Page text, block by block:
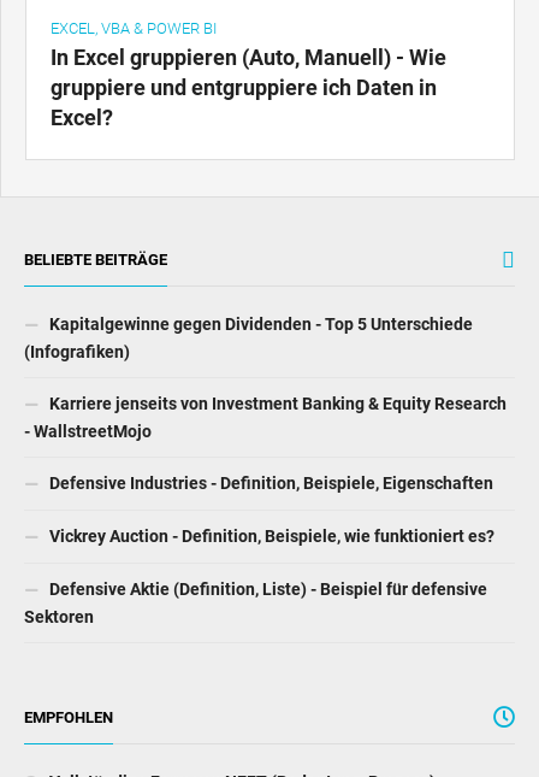
EXCEL, VBA & POWER BI
In Excel gruppieren (Auto, Manuell) - Wie
gruppiere und entgruppiere ich Daten in
Excel?
BELIEBTE BEITRÄGE
Kapitalgewinne gegen Dividenden - Top 5 Unterschiede
(Infografiken)
Karriere jenseits von Investment Banking & Equity Research
- WallstreetMojo
Defensive Industries - Definition, Beispiele, Eigenschaften
Vickrey Auction - Definition, Beispiele, wie funktioniert es?
Defensive Aktie (Definition, Liste) - Beispiel für defensive
Sektoren
EMPFOHLEN